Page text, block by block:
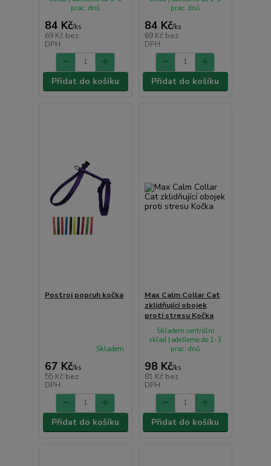
84 Kč/ks
69 Kč bez
DPH
prac. dnů
Přidat do košíku
84 Kč/ks
69 Kč bez
DPH
prac. dnů
Přidat do košíku
Postroj popruh kočka
67 Kč/ks
55 Kč bez
DPH
Skladem
Přidat do košíku
Max Calm Collar Cat
zklidňující obojek
proti stresu Kočka
98 Kč/ks
81 Kč bez
DPH
Skladem centrální
sklad | odešleme do 1-3
prac. dnů
Přidat do košíku